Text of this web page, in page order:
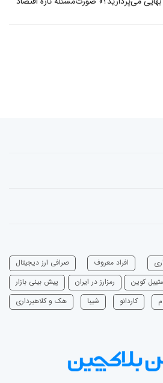
افراد معروف
صرافی ارز دیجیتال
کوین رمزارز در ایران
پیش بینی بازار
‌کاردانو شیبا هک و کلاهبرداری